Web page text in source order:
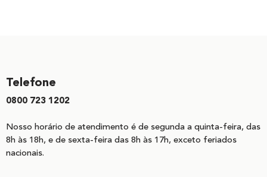
Telefone
0800 723 1202
Nosso horário de atendimento é de segunda a quinta-feira, das
8h às 18h, e de sexta-feira das 8h às 17h, exceto feriados
nacionais.